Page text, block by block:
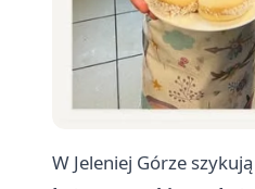
W Jeleniej Górze